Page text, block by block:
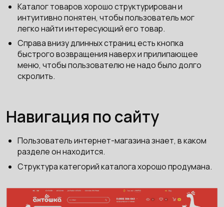
Каталог товаров хорошо структурирован и
интуитивно понятен, чтобы пользователь мог
легко найти интересующий его товар.
Справа внизу длинных страниц есть кнопка
быстрого возвращения наверх и прилипающее
меню, чтобы пользователю не надо было долго
скролить.
Навигация по сайту
Пользователь интернет-магазина знает, в каком
разделе он находится.
Структура категорий каталога хорошо продумана.